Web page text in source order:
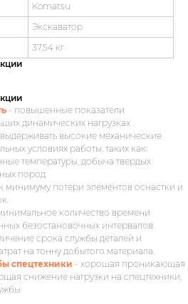
Komatsu
Экскаватор
37,54 кг
- повышенные показатели
динамических нагрузках.
высокие механические
условиях работы, таких как:
температуры, добыча твердых
пород.
минимуму потери элементов оснастки и
количество времени
безостановочных интервалов.
срока службы деталей и
на тонну добытого материала.
спецтехники - хорошая проникающая
снижение нагрузки на спецтехники,